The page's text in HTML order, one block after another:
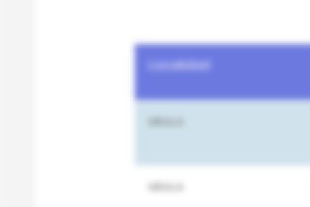
Localidad
MELILLA
MELILLA